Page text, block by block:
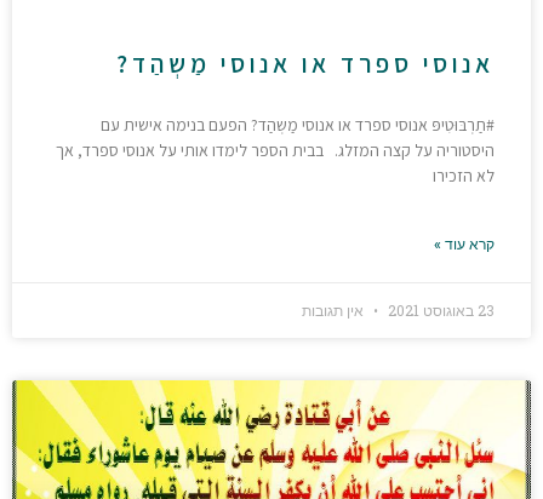
אנוסי ספרד או אנוסי מַשְהַד?
#תַרְבּוּטִיפּ אנוסי ספרד או אנוסי מַשְהַד? הפעם בנימה אישית עם
היסטוריה על קצה המזלג. בבית הספר לימדו אותי על אנוסי ספרד, אך
לא הזכירו
קרא עוד »
23 באוגוסט 2021 אין תגובות